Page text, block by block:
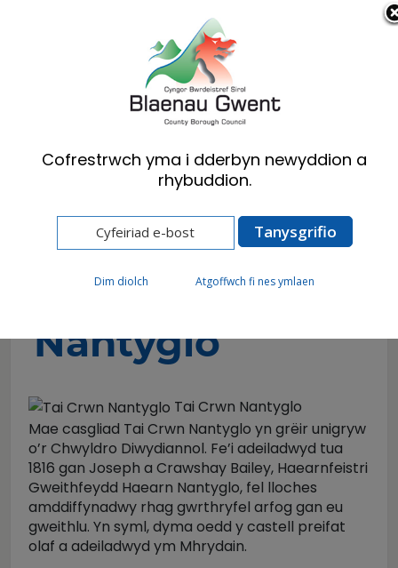
Cymraeg English
Ymwelwyr
Atyniadau
Tai Crwn
Nantyglo
Tai Crwn Nantyglo
Mae casgliad Tai Crwn Nantyglo yn grëir unigryw
o’r Chwyldro Diwydiannol. Fe’i adeiladwyd tua
1816 gan Joseph a Crawshay Bailey, Haearnfeistri
Gweithfeydd Haearn Nantyglo, fel lloches
amddiffynadwy rhag gwrthryfel arfog gan eu
gweithlu. Yn syml, dyma oedd y castell preifat
olaf a adeiladwyd ym Mhrydain.
Cofrestrwch yma i dderbyn newyddion a
rhybuddion.
Dim diolch Atgoffwch fi nes ymlaen